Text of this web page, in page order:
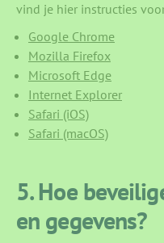
vind je hier instructies
Google Chrome
Mozilla Firefox
Microsoft Edge
Internet Explorer
Safari (iOS)
Safari (macOS)
5. Hoe
en gegevens?